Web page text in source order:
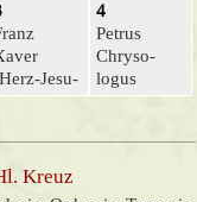
Jesu-
4
Petrus
Chryso­
logus
(Herz-Mar
Kreuz